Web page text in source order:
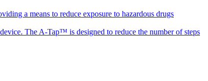
a means to reduce exposure to hazardous drugs
The A-Tap™ is designed to reduce the number of steps